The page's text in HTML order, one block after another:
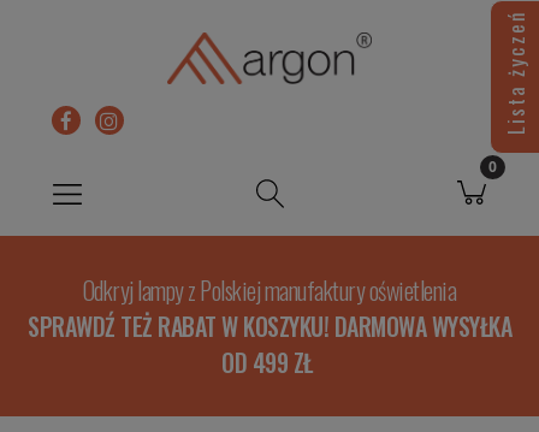
Odkryj lampy z Polskiej manufaktury oświetlenia
SPRAWDŹ TEŻ RABAT W KOSZYKU! DARMOWA WYSYŁKA
OD 499 ZŁ
Lista życzeń